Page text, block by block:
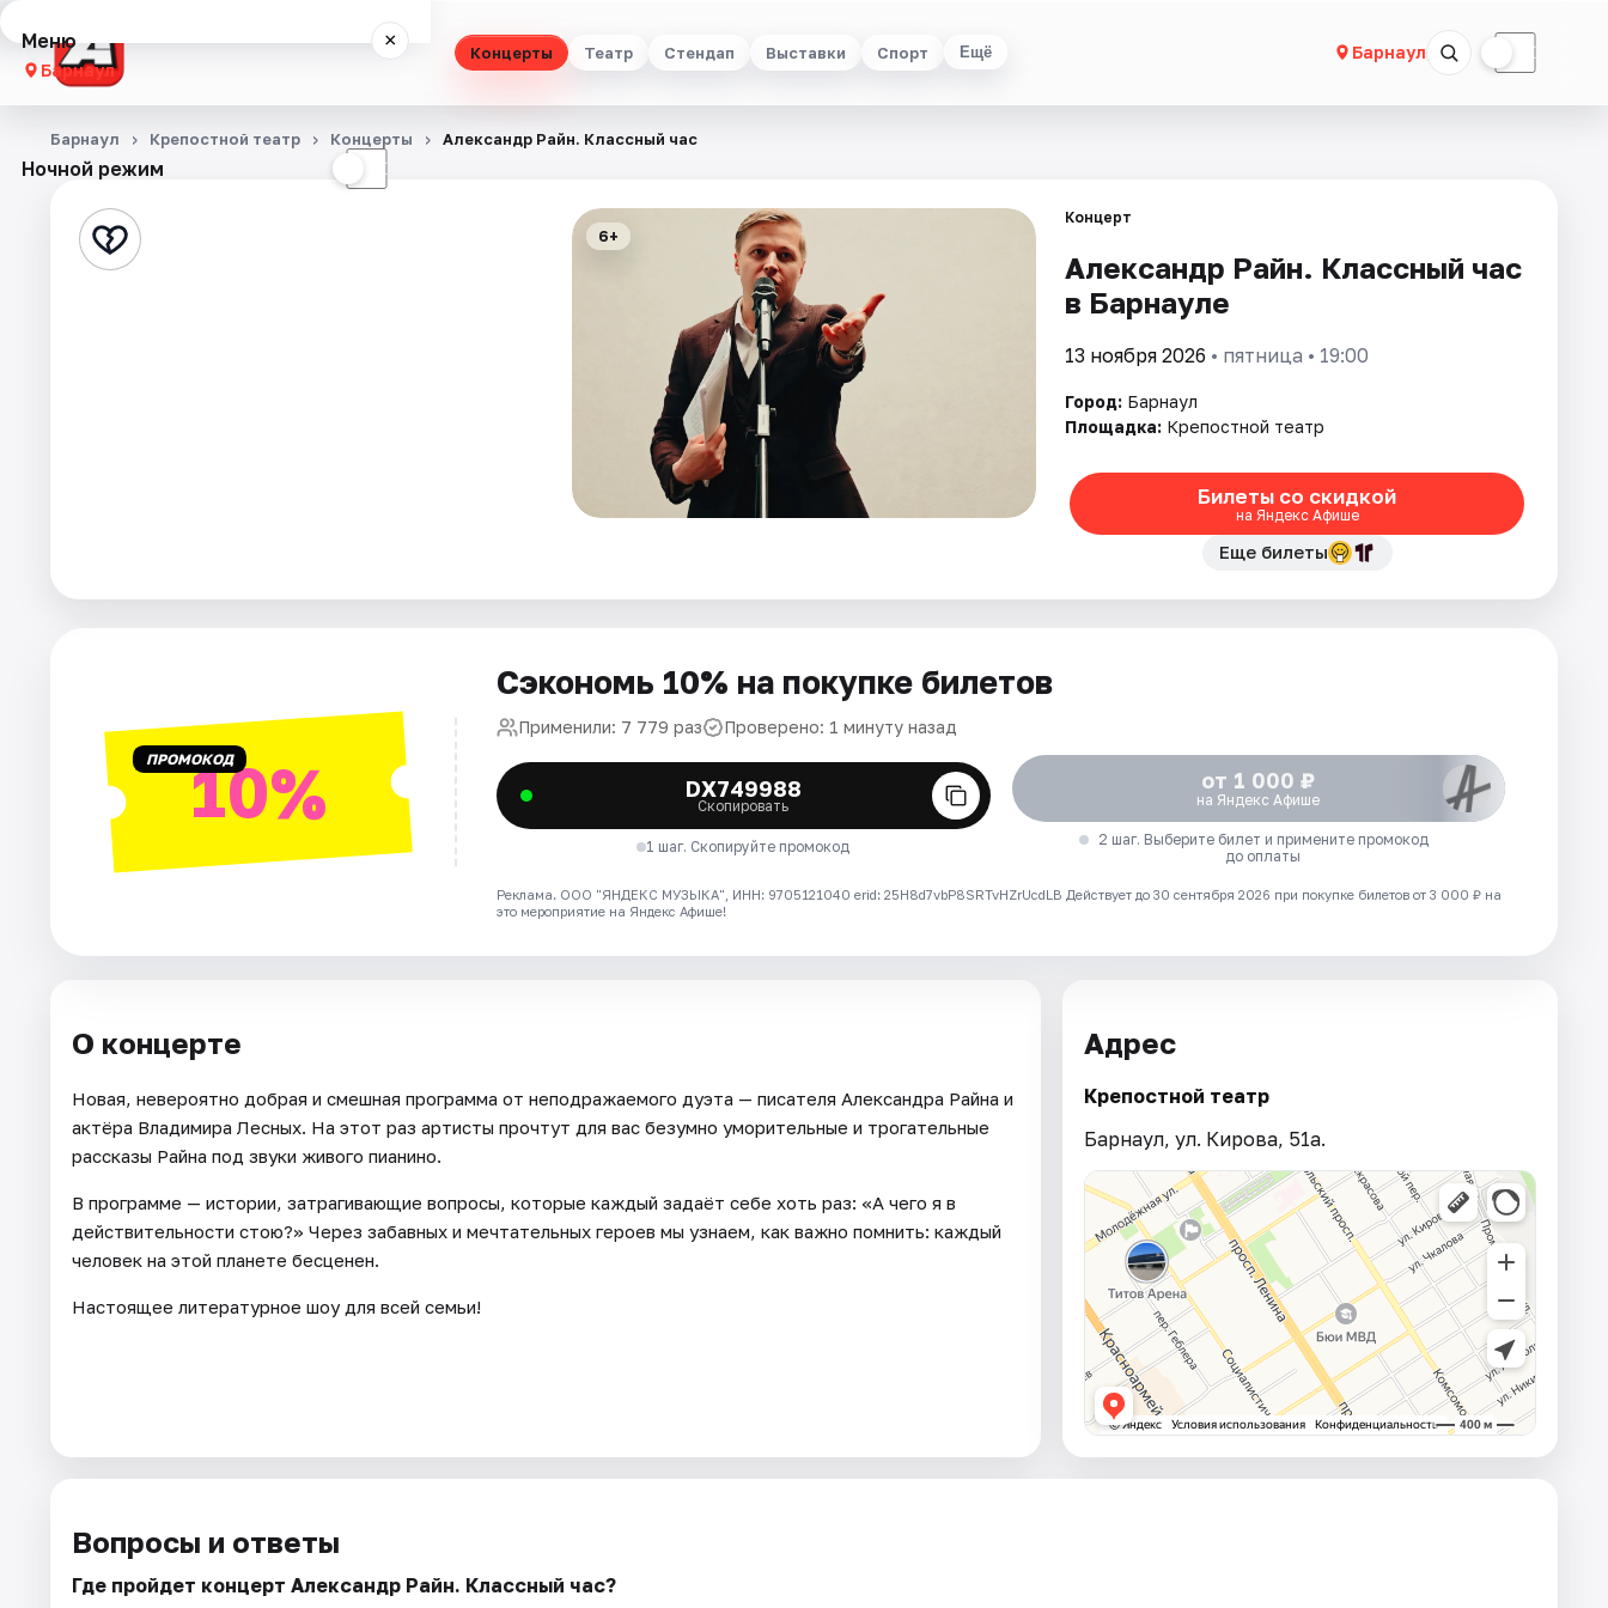
Концерты Театр Стендап Выставки Спорт Ещё Барнаул ☾
Меню ×
Барнаул
Концерты
Стендап
Артисты
Ночной режим ☾
Барнаул Крепостной театр Концерты Александр Райн. Классный час
6+
Концерт
Александр Райн. Классный час
в Барнауле
13 ноября 2026 • пятница • 19:00
Город: Барнаул
Площадка: Крепостной театр
Билеты со скидкой
на Яндекс Афише
Еще билеты
ПРОМОКОД10%
Сэкономь 10% на покупке билетов
Применили: 7 779 раз Проверено: 1 минуту назад
DX749988
Скопировать
1 шаг. Скопируйте промокод
от 1 000 ₽
на Яндекс Афише
2 шаг. Выберите билет и примените промокод
до оплаты
Реклама. ООО "ЯНДЕКС МУЗЫКА", ИНН: 9705121040 erid: 25H8d7vbP8SRTvHZrUcdLB Действует до 30 сентября 2026 при покупке билетов от 3 000 ₽ на
это мероприятие на Яндекс Афише!
О концерте
Новая, невероятно добрая и смешная программа от неподражаемого дуэта — писателя Александра Райна и
актёра Владимира Лесных. На этот раз артисты прочтут для вас безумно уморительные и трогательные
рассказы Райна под звуки живого пианино.
В программе — истории, затрагивающие вопросы, которые каждый задаёт себе хоть раз: «А чего я в
действительности стою?» Через забавных и мечтательных героев мы узнаем, как важно помнить: каждый
человек на этой планете бесценен.
Настоящее литературное шоу для всей семьи!
Адрес
Крепостной театр
Барнаул, ул. Кирова, 51а.
Вопросы и ответы
Где пройдет концерт Александр Райн. Классный час?